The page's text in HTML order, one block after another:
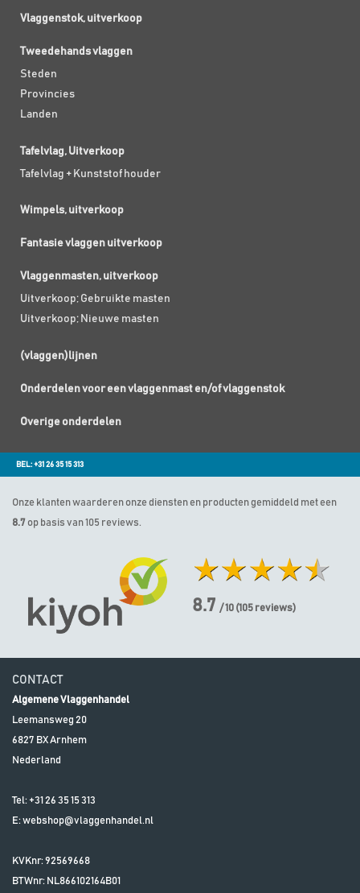
Vlaggenstok, uitverkoop
Tweedehands vlaggen
Steden
Provincies
Landen
Tafelvlag, Uitverkoop
Tafelvlag + Kunststof houder
Wimpels, uitverkoop
Fantasie vlaggen uitverkoop
Vlaggenmasten, uitverkoop
Uitverkoop; Gebruikte masten
Uitverkoop; Nieuwe masten
(vlaggen)lijnen
Onderdelen voor een vlaggenmast en/of vlaggenstok
Overige onderdelen
BEL: +31 26 35 15 313
Onze klanten waarderen onze diensten en producten gemiddeld met een
8.7 op basis van 105 reviews.
8.7 / 10 (105 reviews)
CONTACT
Algemene Vlaggenhandel
Leemansweg 20
6827 BXArnhem
Nederland
Tel: +31 26 35 15 313
E:webshop@vlaggenhandel.nl
KVKnr: 92569668
BTWnr: NL866102164B01